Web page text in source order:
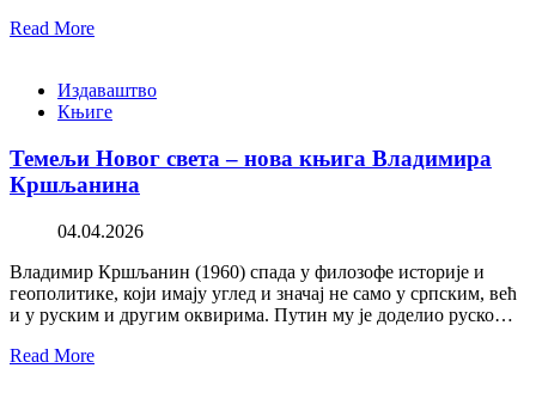
Read More
Издаваштво
Књиге
Темељи Новог света – нова књига Владимира
Кршљанина
04.04.2026
Владимир Кршљанин (1960) спада у филозофе историје и
геополитике, који имају углед и значај не само у српским, већ
и у руским и другим оквирима. Путин му је доделио руско…
Read More